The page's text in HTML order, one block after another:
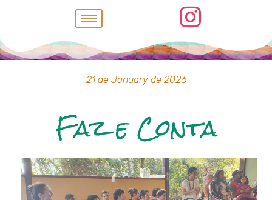
21 de January de 2026
Faz e Conta